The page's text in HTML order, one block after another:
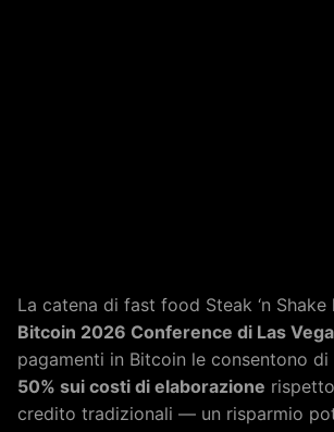
La catena di fast food Steak ‘n
Bitcoin 2026 Conference di Las
pagamenti in Bitcoin le consentono di
50% sui costi di elaborazione
credito tradizionali — un risparmio